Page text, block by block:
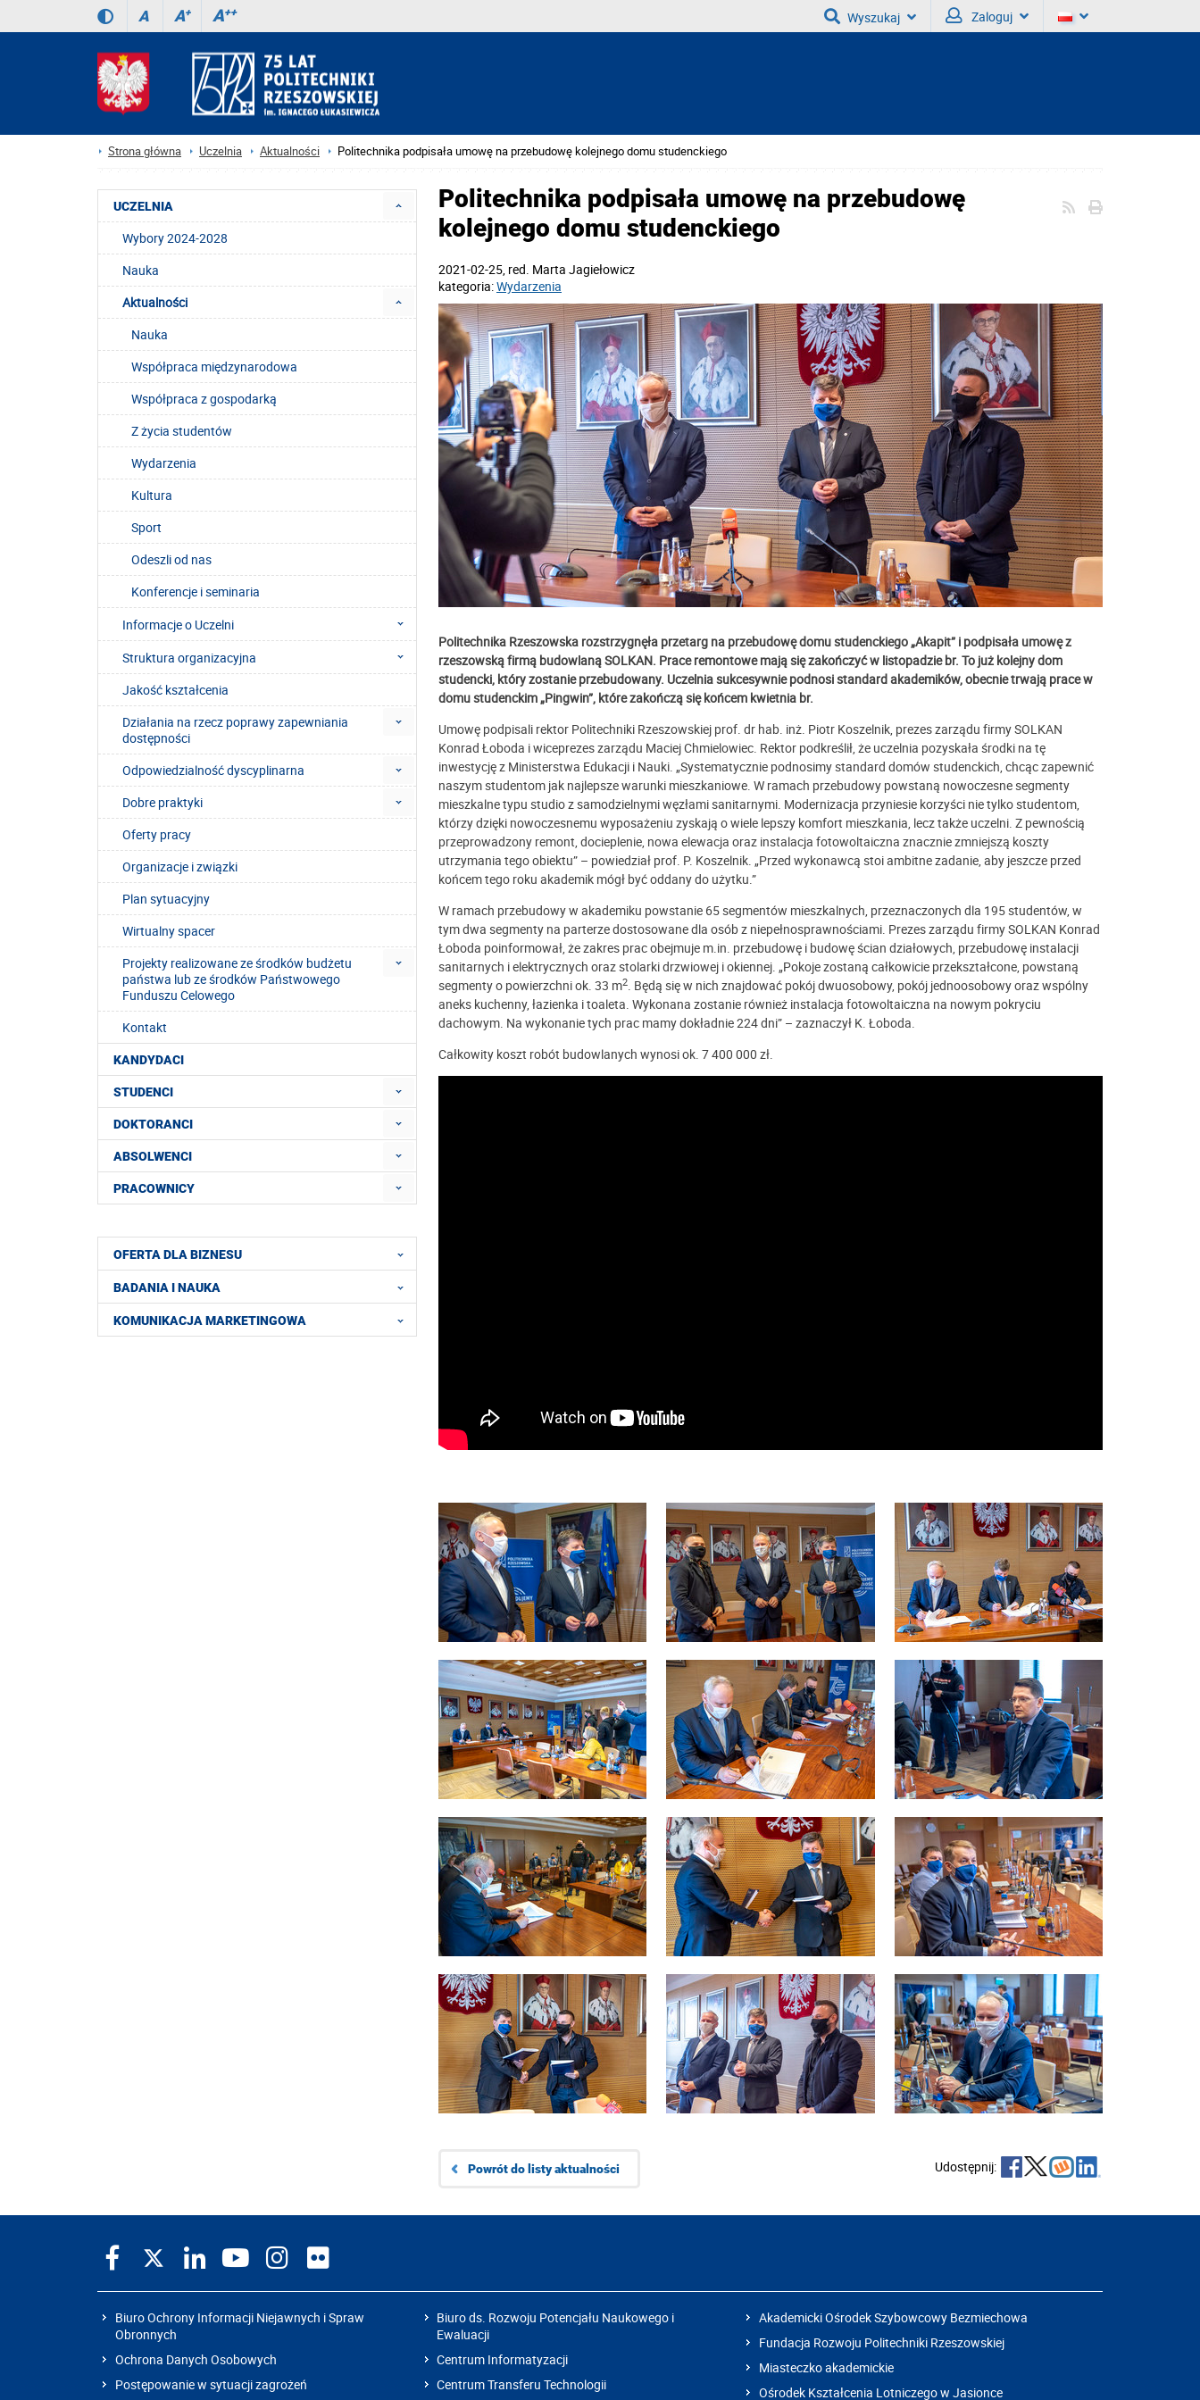
A A+ A++ Wyszukaj Zaloguj
Strona główna Uczelnia Aktualności Politechnika podpisała umowę na przebudowę kolejnego domu studenckiego
Politechnika podpisała umowę na przebudowę
kolejnego domu studenckiego
2021-02-25, red. Marta Jagiełowicz
kategoria:Wydarzenia
Politechnika Rzeszowska rozstrzygnęła przetarg na przebudowę domu studenckiego „Akapit” i podpisała umowę z
rzeszowską firmą budowlaną SOLKAN. Prace remontowe mają się zakończyć w listopadzie br. To już kolejny dom
studencki, który zostanie przebudowany. Uczelnia sukcesywnie podnosi standard akademików, obecnie trwają prace w
domu studenckim „Pingwin”, które zakończą się końcem kwietnia br.
Umowę podpisali rektor Politechniki Rzeszowskiej prof. dr hab. inż. Piotr Koszelnik, prezes zarządu firmy SOLKAN
Konrad Łoboda i wiceprezes zarządu Maciej Chmielowiec. Rektor podkreślił, że uczelnia pozyskała środki na tę
inwestycję z Ministerstwa Edukacji i Nauki. „Systematycznie podnosimy standard domów studenckich, chcąc zapewnić
naszym studentom jak najlepsze warunki mieszkaniowe. W ramach przebudowy powstaną nowoczesne segmenty
mieszkalne typu studio z samodzielnymi węzłami sanitarnymi. Modernizacja przyniesie korzyści nie tylko studentom,
którzy dzięki nowoczesnemu wyposażeniu zyskają o wiele lepszy komfort mieszkania, lecz także uczelni. Z pewnością
przeprowadzony remont, docieplenie, nowa elewacja oraz instalacja fotowoltaiczna znacznie zmniejszą koszty
utrzymania tego obiektu” – powiedział prof. P. Koszelnik. „Przed wykonawcą stoi ambitne zadanie, aby jeszcze przed
końcem tego roku akademik mógł być oddany do użytku.”
W ramach przebudowy w akademiku powstanie 65 segmentów mieszkalnych, przeznaczonych dla 195 studentów, w
tym dwa segmenty na parterze dostosowane dla osób z niepełnosprawnościami. Prezes zarządu firmy SOLKAN Konrad
Łoboda poinformował, że zakres prac obejmuje m.in. przebudowę i budowę ścian działowych, przebudowę instalacji
sanitarnych i elektrycznych oraz stolarki drzwiowej i okiennej. „Pokoje zostaną całkowicie przekształcone, powstaną
segmenty o powierzchni ok. 33 m2. Będą się w nich znajdować pokój dwuosobowy, pokój jednoosobowy oraz wspólny
aneks kuchenny, łazienka i toaleta. Wykonana zostanie również instalacja fotowoltaiczna na nowym pokryciu
dachowym. Na wykonanie tych prac mamy dokładnie 224 dni” – zaznaczył K. Łoboda.
Całkowity koszt robót budowlanych wynosi ok. 7 400 000 zł.
Udostępnij:
Powrót do listy aktualności
UCZELNIA
Wybory 2024-2028
Nauka
Aktualności
Nauka
Współpraca międzynarodowa
Współpraca z gospodarką
Z życia studentów
Wydarzenia
Kultura
Sport
Odeszli od nas
Konferencje i seminaria
Informacje o Uczelni
Struktura organizacyjna
Jakość kształcenia
Działania na rzecz poprawy zapewniania
dostępności
Odpowiedzialność dyscyplinarna
Dobre praktyki
Oferty pracy
Organizacje i związki
Plan sytuacyjny
Wirtualny spacer
Projekty realizowane ze środków budżetu
państwa lub ze środków Państwowego
Funduszu Celowego
Kontakt
KANDYDACI
STUDENCI
DOKTORANCI
ABSOLWENCI
PRACOWNICY
OFERTA DLA BIZNESU
BADANIA I NAUKA
KOMUNIKACJA MARKETINGOWA
Biuro Ochrony Informacji Niejawnych i Spraw
Obronnych
Ochrona Danych Osobowych
Postępowanie w sytuacji zagrożeń
Biuro ds. Rozwoju Potencjału Naukowego i
Ewaluacji
Centrum Informatyzacji
Centrum Transferu Technologii
Akademicki Ośrodek Szybowcowy Bezmiechowa
Fundacja Rozwoju Politechniki Rzeszowskiej
Miasteczko akademickie
Ośrodek Kształcenia Lotniczego w Jasionce